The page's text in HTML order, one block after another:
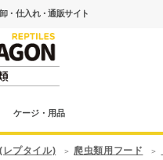
・仕入れ・通販サイト
ケージ・用品
レプタイル) 爬虫類用フード